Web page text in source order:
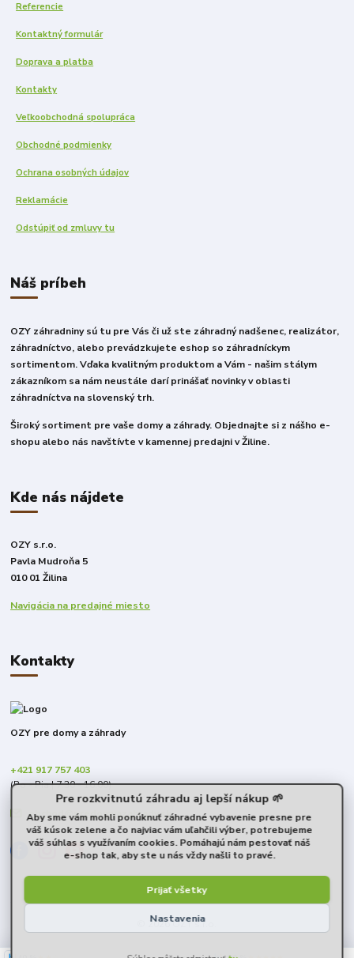
Referencie
Kontaktný formulár
Doprava a platba
Kontakty
Veľkoobchodná spolupráca
Obchodné podmienky
Ochrana osobných údajov
Reklamácie
Odstúpiť od zmluvy tu
Náš príbeh
OZY záhradniny sú tu pre Vás či už ste záhradný nadšenec, realizátor,
záhradníctvo, alebo prevádzkujete eshop so záhradníckym
sortimentom. Vďaka kvalitným produktom a Vám - našim stálym
zákazníkom sa nám neustále darí prinášať novinky v oblasti
záhradníctva na slovenský trh.
Široký sortiment pre vaše domy a záhrady. Objednajte si z nášho e-
shopu alebo nás navštívte v kamennej predajni v Žiline.
Kde nás nájdete
OZY s.r.o.
Pavla Mudroňa 5
010 01 Žilina
Navigácia na predajné miesto
Kontakty
OZY pre domy a záhrady
+421 917 757 403
(Po - Pia | 7:30 - 16:00)
obchod@predomyazahrady.sk
© 2026 OZY s.r.o.
Pre rozkvitnutú záhradu aj lepší nákup 🌱
Aby sme vám mohli ponúknuť záhradné vybavenie presne pre
váš kúsok zelene a čo najviac vám uľahčili výber, potrebujeme
váš súhlas s využívaním cookies. Pomáhajú nám pestovať náš
e-shop tak, aby ste u nás vždy našli to pravé.
Nastavenia
Prijať všetky